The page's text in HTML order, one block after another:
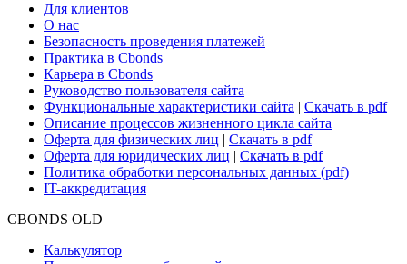
Для клиентов
О нас
Безопасность проведения платежей
Практика в Cbonds
Карьера в Cbonds
Руководство пользователя сайта
Функциональные характеристики сайта | Скачать в pdf
Описание процессов жизненного цикла сайта
Оферта для физических лиц | Скачать в pdf
Оферта для юридических лиц | Скачать в pdf
Политика обработки персональных данных (pdf)
IT-аккредитация
CBONDS OLD
Калькулятор